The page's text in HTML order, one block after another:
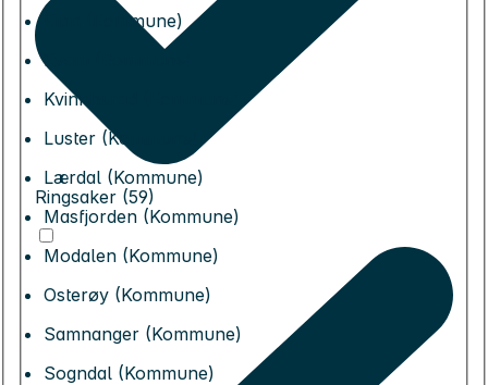
Kinn (Kommune)
Kvam (Kommune)
Kvinnherad (Kommune)
Luster (Kommune)
Lærdal (Kommune)
Masfjorden (Kommune)
Modalen (Kommune)
Osterøy (Kommune)
Samnanger (Kommune)
Sogndal (Kommune)
Ringsaker (59)